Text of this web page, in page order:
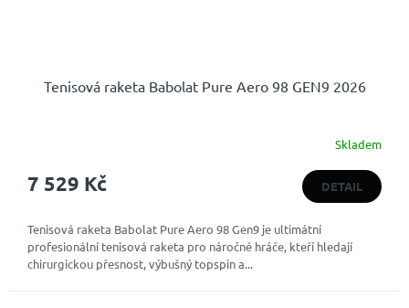
Tenisová raketa Babolat Pure Aero 98 GEN9 2026
Skladem
7 529 Kč DETAIL
Tenisová raketa Babolat Pure Aero 98 Gen9 je ultimátní
profesionální tenisová raketa pro náročné hráče, kteří hledají
chirurgickou přesnost, výbušný topspin a...